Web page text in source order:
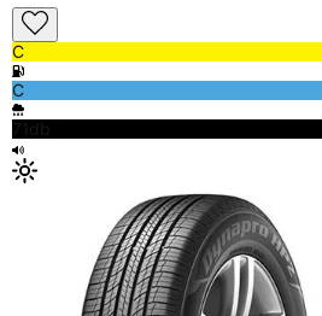
C
C
71db